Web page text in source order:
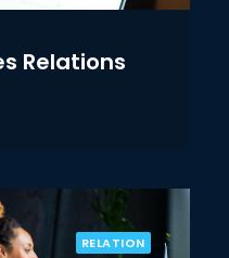
Relations
RELATION